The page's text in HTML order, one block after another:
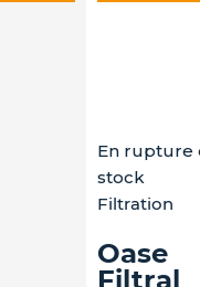
En rupture
stock
Filtration
Oase
Filtral